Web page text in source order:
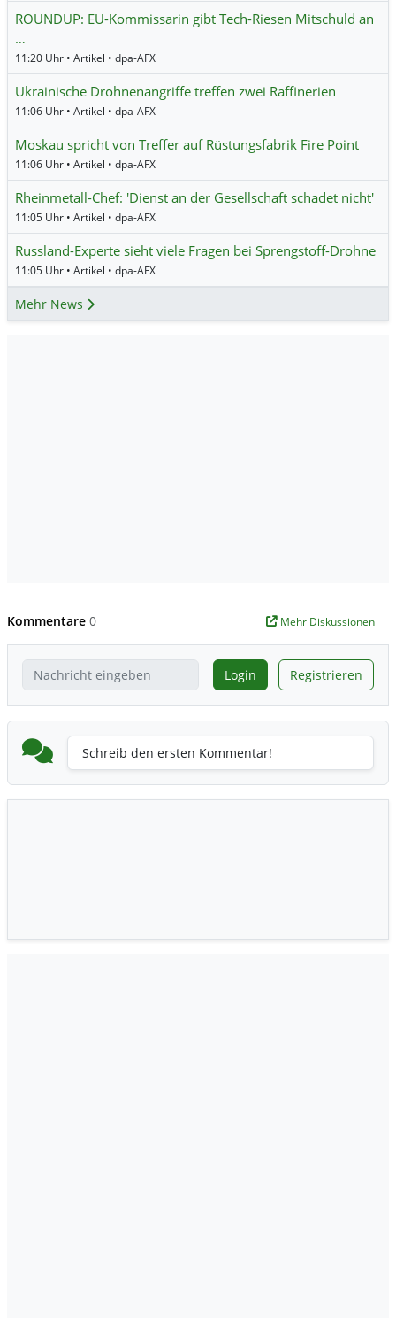
ROUNDUP: EU-Kommissarin gibt Tech-Riesen Mitschuld an
…
11:20 Uhr • Artikel • dpa-AFX
Ukrainische Drohnenangriffe treffen zwei Raffinerien
11:06 Uhr • Artikel • dpa-AFX
Moskau spricht von Treffer auf Rüstungsfabrik Fire Point
11:06 Uhr • Artikel • dpa-AFX
Rheinmetall-Chef: 'Dienst an der Gesellschaft schadet nicht'
11:05 Uhr • Artikel • dpa-AFX
Russland-Experte sieht viele Fragen bei Sprengstoff-Drohne
11:05 Uhr • Artikel • dpa-AFX
Mehr News
Kommentare 0 Mehr Diskussionen
Login Registrieren
Schreib den ersten Kommentar!